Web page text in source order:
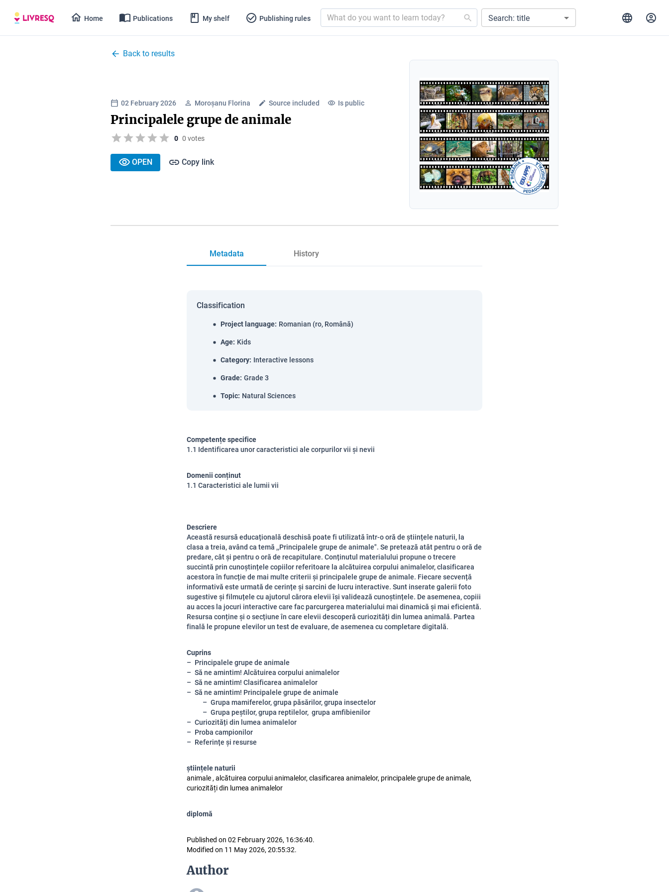
Home Publications My shelf Publishing rules Search: title
Back to results
02 February 2026 Moroșanu Florina Source included Is public
Principalele grupe de animale
0 0 votes
OPEN Copy link
Metadata History
Classification
Project language: Romanian (ro, Română)
Age: Kids
Category: Interactive lessons
Grade: Grade 3
Topic: Natural Sciences
Competențe specifice
1.1 Identificarea unor caracteristici ale corpurilor vii și nevii
Domenii conținut
1.1 Caracteristici ale lumii vii
Descriere
Această resursă educațională deschisă poate fi utilizată într-o oră de științele naturii, la
clasa a treia, având ca temă ,,Principalele grupe de animale". Se pretează atât pentru o oră de
predare, cât și pentru o oră de recapitulare. Conținutul materialului propune o trecere
succintă prin cunoștințele copiilor referitoare la alcătuirea corpului animalelor, clasificarea
acestora în funcție de mai multe criterii și principalele grupe de animale. Fiecare secvență
informativă este urmată de cerințe și sarcini de lucru interactive. Sunt inserate galerii foto
sugestive și filmuțele cu ajutorul cărora elevii își validează cunoștințele. De asemenea, copiii
au acces la jocuri interactive care fac parcurgerea materialului mai dinamică și mai eficientă.
Resursa conține și o secțiune în care elevii descoperă curiozități din lumea animală. Partea
finală le propune elevilor un test de evaluare, de asemenea cu completare digitală.
Cuprins
Principalele grupe de animale
Să ne amintim! Alcătuirea corpului animalelor
Să ne amintim! Clasificarea animalelor
Să ne amintim! Principalele grupe de animale
Grupa mamiferelor, grupa păsărilor, grupa insectelor
Grupa peștilor, grupa reptilelor, grupa amfibienilor
Curiozități din lumea animalelor
Proba campionilor
Referințe și resurse
științele naturii
animale , alcătuirea corpului animalelor, clasificarea animalelor, principalele grupe de animale,
curiozități din lumea animalelor
diplomă
Published on 02 February 2026, 16:36:40.
Modified on 11 May 2026, 20:55:32.
Author